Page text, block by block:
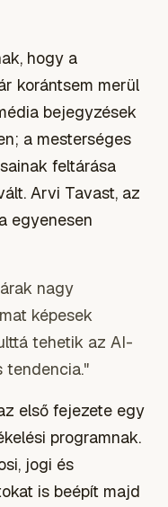
hogy a
korántsem merül
bejegyzések
a mesterséges
feltárása
Arvi Tavast, az
egyenesen
nagy
képesek
tehetik az AI-
tendencia."
első fejezete egy
programnak.
jogi és
is beépít majd